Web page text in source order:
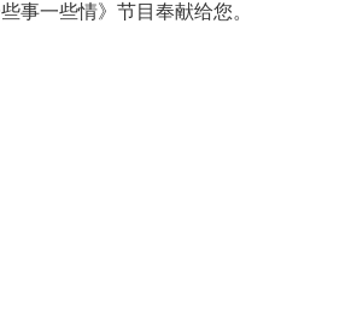
事一些情》节目奉献给您。